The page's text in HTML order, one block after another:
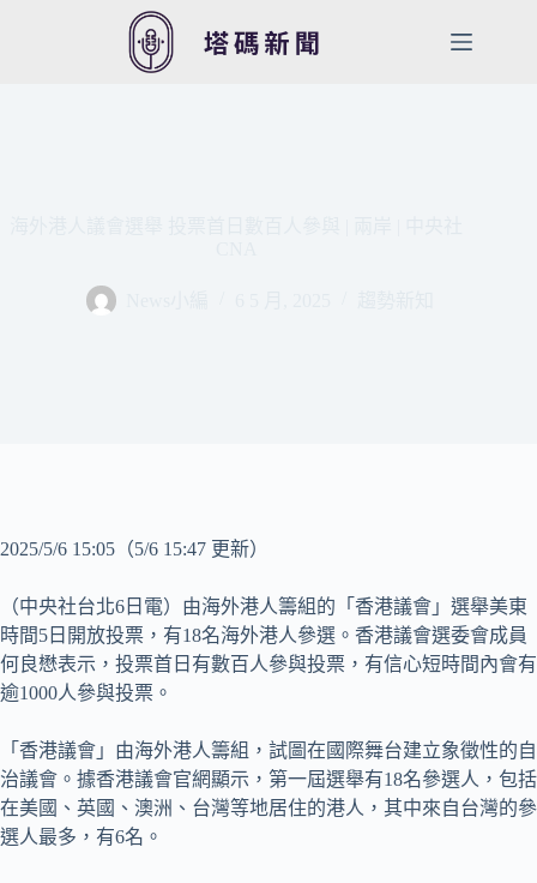
2025/5/6 15:05 （5/6 15:47 更新）
（中央社台北6日電）由海外港人籌組的「香港議會」選舉美東
時間5日開放投票，有18名海外港人參選。香港議會選委會成員
何良懋表示，投票首日有數百人參與投票，有信心短時間內會有
逾1000人參與投票。
「香港議會」由海外港人籌組，試圖在國際舞台建立象徵性的自
治議會。據香港議會官網顯示，第一屆選舉有18名參選人，包括
在美國、英國、澳洲、台灣等地居住的港人，其中來自台灣的參
選人最多，有6名。